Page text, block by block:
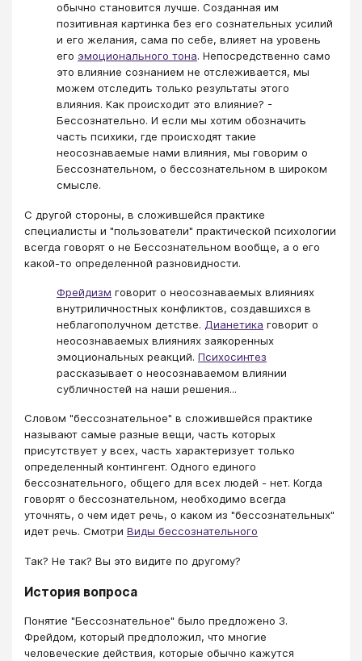
обычно становится лучше. Созданная им
позитивная картинка без его сознательных усилий
и его желания, сама по себе, влияет на уровень
его эмоционального тона. Непосредственно само
это влияние сознанием не отслеживается, мы
можем отследить только результаты этого
влияния. Как происходит это влияние? -
Бессознательно. И если мы хотим обозначить
часть психики, где происходят такие
неосознаваемые нами влияния, мы говорим о
Бессознательном, о бессознательном в широком
смысле.
С другой стороны, в сложившейся практике
специалисты и "пользователи" практической психологии
всегда говорят о не Бессознательном вообще, а о его
какой-то определенной разновидности.
Фрейдизм говорит о неосознаваемых влияниях
внутриличностных конфликтов, создавшихся в
неблагополучном детстве. Дианетика говорит о
неосознаваемых влияниях заякоренных
эмоциональных реакций. Психосинтез
рассказывает о неосознаваемом влиянии
субличностей на наши решения...
Словом "бессознательное" в сложившейся практике
называют самые разные вещи, часть которых
присутствует у всех, часть характеризует только
определенный контингент. Одного единого
бессознательного, общего для всех людей - нет. Когда
говорят о бессознательном, необходимо всегда
уточнять, о чем идет речь, о каком из "бессознательных"
идет речь. Смотри Виды бессознательного
Так? Не так? Вы это видите по другому?
История вопроса
Понятие "Бессознательное" было предложено З.
Фрейдом, который предположил, что многие
человеческие действия, которые обычно кажутся